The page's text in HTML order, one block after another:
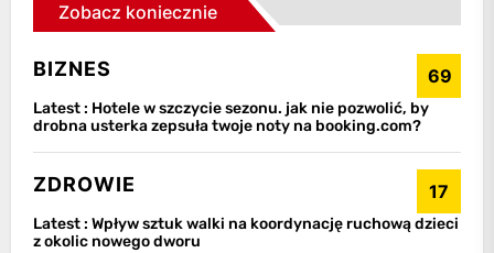
Zobacz koniecznie
BIZNES 69
Latest : Hotele w szczycie sezonu. jak nie pozwolić, by
drobna usterka zepsuła twoje noty na booking.com?
ZDROWIE 17
Latest : Wpływ sztuk walki na koordynację ruchową dzieci
z okolic nowego dworu